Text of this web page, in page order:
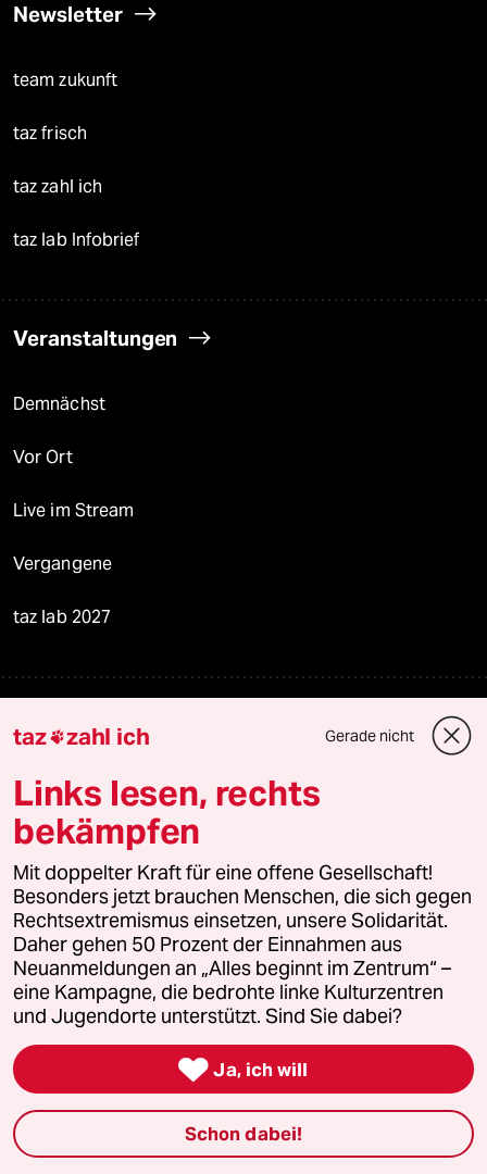
Newsletter
team zukunft
taz frisch
taz zahl ich
taz lab Infobrief
Veranstaltungen
Demnächst
Vor Ort
Live im Stream
Vergangene
taz lab 2027
taz Blogs
taz FUTURZWEI
Le Monde diplomatique
taz Archiv
Mehr taz Angebote
Reisen
Kantine
taz zahl ich Gerade nicht
Links lesen, rechts
bekämpfen
Mit doppelter Kraft für eine offene Gesellschaft!
Besonders jetzt brauchen Menschen, die sich gegen
Rechtsextremismus einsetzen, unsere Solidarität.
Daher gehen 50 Prozent der Einnahmen aus
Neuanmeldungen an „Alles beginnt im Zentrum“ –
eine Kampagne, die bedrohte linke Kulturzentren
und Jugendorte unterstützt. Sind Sie dabei?
 Ja, ich will
Schon dabei!